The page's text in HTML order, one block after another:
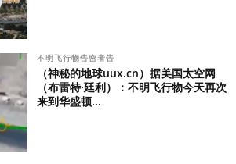
不明飞行物告密者告
（神秘的地球uux.cn）据美国太空网
（布雷特·廷利）：不明飞行物今天再次
来到华盛顿...